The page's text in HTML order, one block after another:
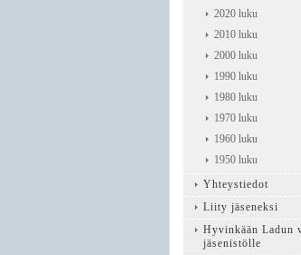
2020 luku
2010 luku
2000 luku
1990 luku
1980 luku
1970 luku
1960 luku
1950 luku
Yhteystiedot
Liity jäseneksi
Hyvinkään Ladun
jäsenistölle